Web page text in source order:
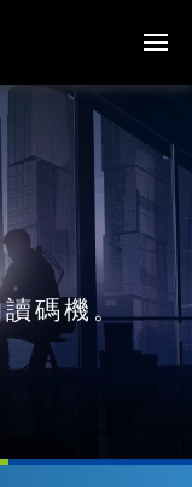
碼機。